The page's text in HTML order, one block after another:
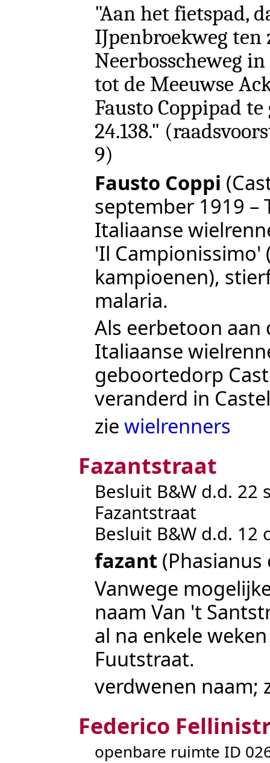
"Aan het fietspad,
IJpenbroekweg ten
Neerbosscheweg
tot de Meeuwse
Fausto Coppipad
24.138."
9)
Fausto Coppi
september 1919 –
Italiaanse
'Il Campionissimo'
kampioenen),
malaria.
Als eerbetoon aan
Italiaanse
geboortedorp
veranderd in
zie wielrenners
Fazantstraat
Besluit B&W d.d. 22
Fazantstraat
Besluit B&W d.d. 12
fazant
Vanwege
naam Van 't
al na enkele
Fuutstraat.
verdwenen naam;
Federico
openbare ruimte ID